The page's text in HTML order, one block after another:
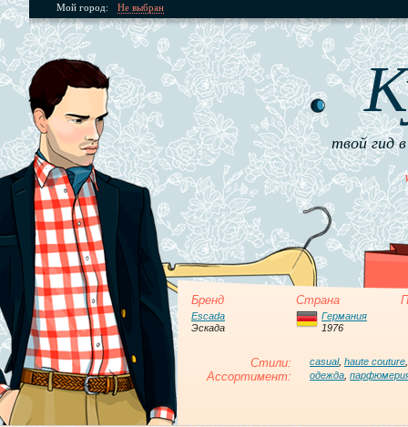
Мой город: Не выбран
твой гид
Бренд Страна
Escada
Эскада
Германия
1976
Стили: casual, haute couture
Ассортимент: одежда